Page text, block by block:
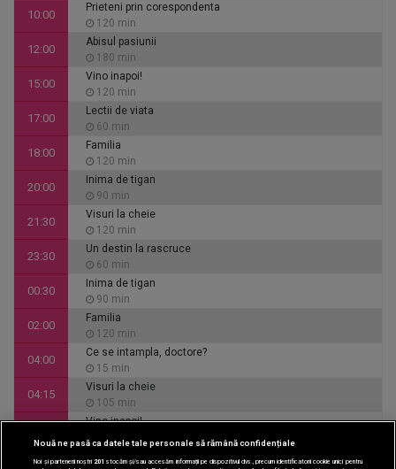
10:00
Prieteni prin corespondenta
120 min
12:00
Abisul pasiunii
180 min
15:00
Vino inapoi!
120 min
17:00
Lectii de viata
60 min
18:00
Familia
120 min
20:00
Inima de tigan
90 min
21:30
Visuri la cheie
120 min
23:30
Un destin la rascruce
60 min
00:30
Inima de tigan
90 min
02:00
Familia
120 min
04:00
Ce se intampla, doctore?
15 min
04:15
Visuri la cheie
105 min
Vino inapoi!
120 min
CINEMA
Nouă ne pasă ca datele tale personale să rămână confidențiale
Noi și partenerii noștri 201 stocăm și/sau accesăm informații pe dispozitivul dvs., precum identificatorii cookie unici pentru